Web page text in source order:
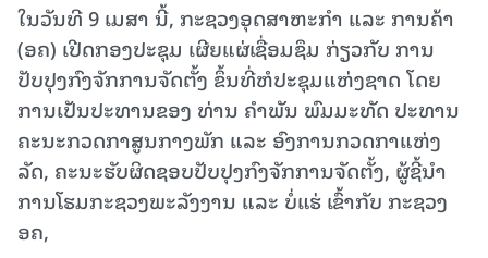
ໃນວັນທີ 9 ເມສາ ນີ້, ກະຊວງອຸດສາຫະກໍາ ແລະ ການຄ້າ
(ອຄ) ເປີດກອງປະຊຸມ ເຜີຍແຜ່ເຊື່ອມຊຶມ ກ່ຽວກັບ ການ
ປັບປຸງກົງຈັກການຈັດຕັ້ງ ຂຶ້ນທີ່ຫໍປະຊຸມແຫ່ງຊາດ ໂດຍ
ການເປັນປະທານຂອງ ທ່ານ ຄຳພັນ ພົມມະທັດ ປະທານ
ຄະນະກວດກາສູນກາງພັກ ແລະ ອົງການກວດກາແຫ່ງ
ລັດ, ຄະນະຮັບຜິດຊອບປັບປຸງກົງຈັກການຈັດຕັ້ງ, ຜູ້ຊີ້ນຳ
ການໂຮມກະຊວງພະລັງງານ ແລະ ບໍ່ແຮ່ ເຂົ້າກັບ ກະຊວງ
ອຄ,